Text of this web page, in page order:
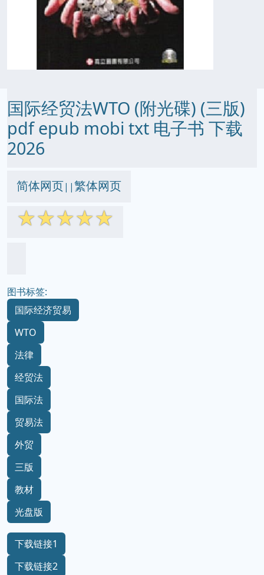
国际经贸法WTO (附光碟) (三版)
pdf epub mobi txt 电子书 下载
2026
简体网页||繁体网页
☆☆☆☆☆
图书标签:
国际经济贸易
WTO
法律
经贸法
国际法
贸易法
外贸
三版
教材
光盘版
下载链接1
下载链接2